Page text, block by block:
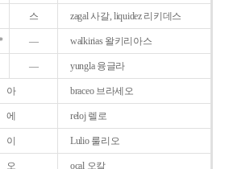
스 zagal 사갈, liquidez 리키데스
― walkirias 왈키리아스
― yungla 융글라
아 braceo 브라세오
에 reloj 렐로
이 Lulio 룰리오
오 ocal 오칼